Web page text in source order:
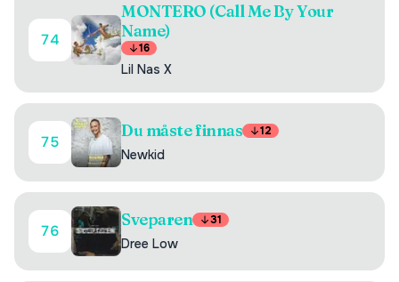
74
MONTERO (Call Me By Your
Name)
16
Lil Nas X
75
Du måste finnas 12
Newkid
76
Sveparen 31
Dree Low